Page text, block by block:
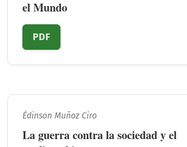
el Mundo
PDF
Édinson Muñoz Ciro
La guerra contra la sociedad y el